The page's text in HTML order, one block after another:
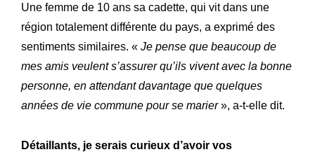
Une femme de 10 ans sa cadette, qui vit dans une
région totalement différente du pays, a exprimé des
sentiments similaires. « Je pense que beaucoup de
mes amis veulent s’assurer qu’ils vivent avec la bonne
personne, en attendant davantage que quelques
années de vie commune pour se marier», a-t-elle dit.
Détaillants, je serais curieux d’avoir vos